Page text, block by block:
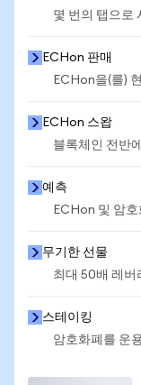
몇 번의 탭으로
ECHon 판매
ECHon을(를)
ECHon 스왑
블록체인 전반
예측
ECHon 및 암
무기한 선물
최대 50배 레버
스테이킹
암호화폐를 운